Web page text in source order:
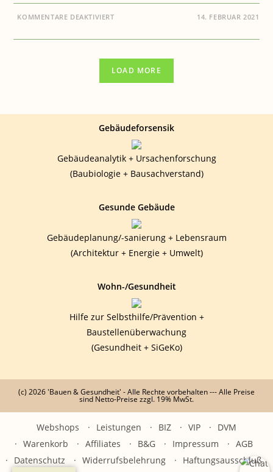
KOMMENTARE DEAKTIVIERTFÜR
SUCHE
FÜR
BESONDERE
14. FEBRUAR 2021
LOAD MORE
Gebäudeforsensik
Gebäudeanalytik + Ursachenforschung
(Baubiologie + Bausachverstand)
Gesunde Gebäude
Gebäudeplanung/-sanierung + Lebensraum
(Architektur + Energie + Umwelt)
Wohn-/Gesundheit
Hilfe zur Selbsthilfe/Prävention +
Baustellenüberwachung
(Gesundheit + SiGeKo)
(c) 2026 'Bauen & Gesundheit' - Alle Rechte vorbehalten --- Alle Preise
sind Netto-Preise zzgl. 19% MwSt.
Webshops Leistungen BIZ VIP
DVM
Warenkorb
Affiliates B&G Impressum
AGB
Datenschutz
Widerrufsbelehrung
Haftungsausschluß